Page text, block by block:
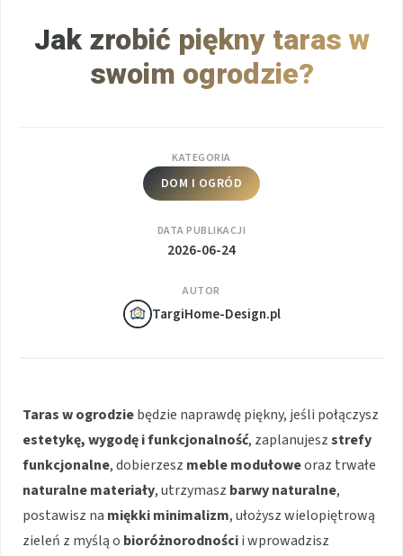
Jak zrobić piękny taras w
swoim ogrodzie?
KATEGORIA
DOM I OGRÓD
DATA PUBLIKACJI
2026-06-24
AUTOR
TargiHome-Design.pl
Taras w ogrodziebędzie naprawdę piękny, jeśli połączysz
estetykę, wygodę i funkcjonalność, zaplanujeszstrefy
funkcjonalne, dobierzesz meble modułoweoraz trwałe
naturalne materiały, utrzymasz barwy naturalne,
postawisz na miękki minimalizm, ułożysz wielopiętrową
zieleń z myślą o bioróżnorodnościi wprowadzisz